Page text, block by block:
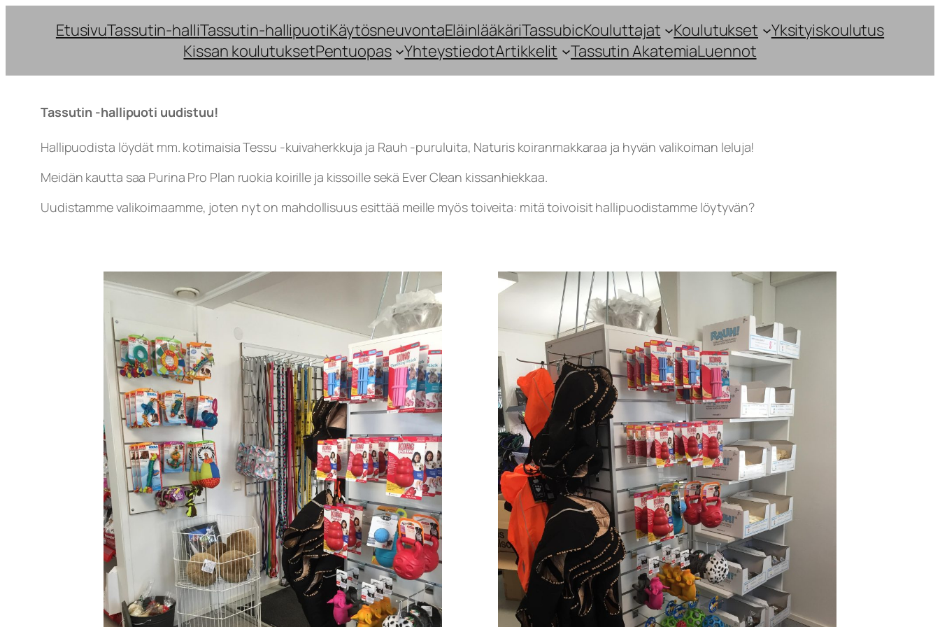
sisältöönEtusivuTassutin-halliTassutin-hallipuotiKäytösneuvontaEläinlääkäriTassubicKouluttajat Koulutukset
Yksityiskoulutus
Kissan koulutuksetPentuopas YhteystiedotArtikkelit Tassutin AkatemiaLuennot
Tassutin -hallipuoti uudistuu!
Hallipuodista löydät mm. kotimaisia Tessu -kuivaherkkuja ja Rauh -puruluita, Naturis koiranmakkaraa ja hyvän valikoiman leluja!
Meidän kautta saa Purina Pro Plan ruokia koirille ja kissoille sekä Ever Clean kissanhiekkaa.
Uudistamme valikoimaamme, joten nyt on mahdollisuus esittää meille myös toiveita: mitä toivoisit hallipuodistamme löytyvän?